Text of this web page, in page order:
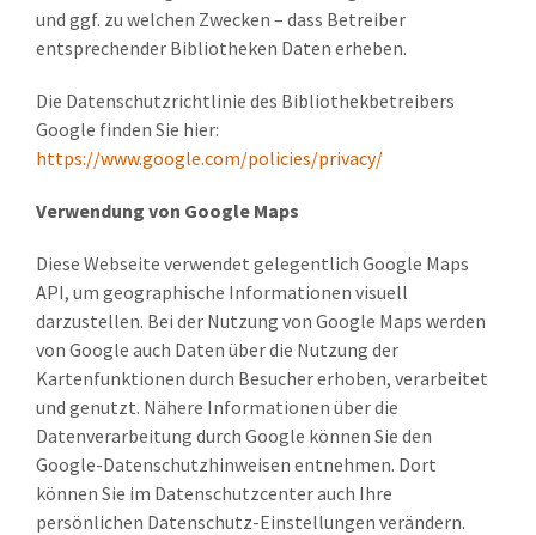
und ggf. zu welchen Zwecken – dass Betreiber
entsprechender Bibliotheken Daten erheben.
Die Datenschutzrichtlinie des Bibliothekbetreibers
Google finden Sie hier:
https://www.google.com/policies/privacy/
Verwendung von Google Maps
Diese Webseite verwendet gelegentlich Google Maps
API, um geographische Informationen visuell
darzustellen. Bei der Nutzung von Google Maps werden
von Google auch Daten über die Nutzung der
Kartenfunktionen durch Besucher erhoben, verarbeitet
und genutzt. Nähere Informationen über die
Datenverarbeitung durch Google können Sie den
Google-Datenschutzhinweisen entnehmen. Dort
können Sie im Datenschutzcenter auch Ihre
persönlichen Datenschutz-Einstellungen verändern.